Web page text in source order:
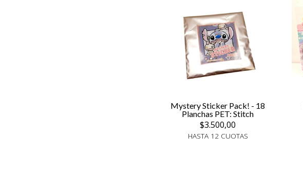
Mystery Sticker Pack! - 18
Planchas PET: Stitch
$3.500,00
HASTA 12 CUOTAS